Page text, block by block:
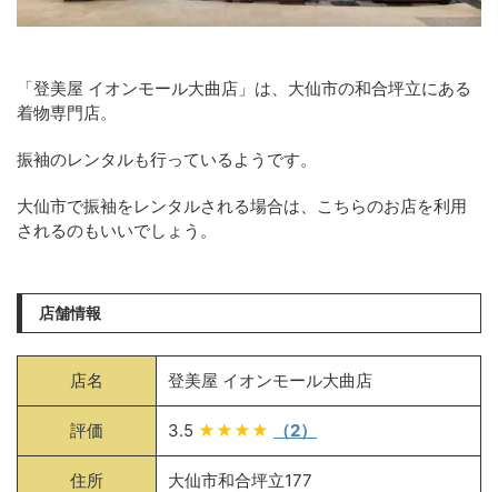
「登美屋 イオンモール大曲店」は、大仙市の和合坪立にある
着物専門店。
振袖のレンタルも行っているようです。
大仙市で振袖をレンタルされる場合は、こちらのお店を利用
されるのもいいでしょう。
店舗情報
店名 登美屋 イオンモール大曲店
評価 3.5 ★★★★ （2）
住所 大仙市和合坪立177